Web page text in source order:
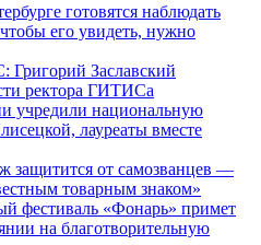
готовятся наблюдать
его увидеть, нужно
Григорий Заславский
ректора ГИТИСа
учредили национальную
лауреаты вместе
защитится от самозванцев —
товарным знаком»
фестиваль «Фонарь» примет
на благотворительную